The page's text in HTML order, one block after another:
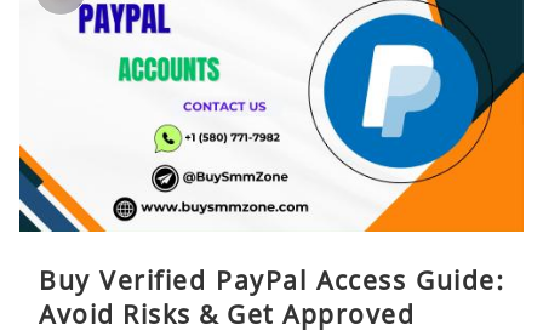
Buy Verified PayPal Access Guide:
Avoid Risks & Get Approved